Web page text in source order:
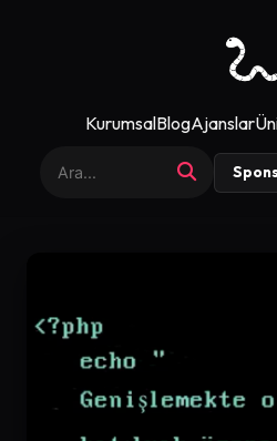
KurumsalBlogAjanslar